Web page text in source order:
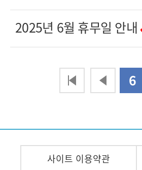
2025년 6월 휴무일 안내
6
맨끝
사이트 이용약관